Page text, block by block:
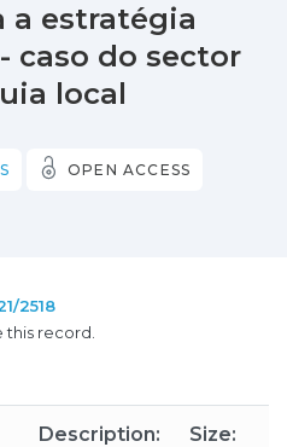
a estratégia
caso do sector
local
OPEN ACCESS
2518
record.
Description: Size: